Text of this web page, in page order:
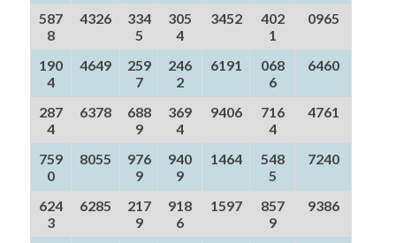
587
8
4326
334
5
305
4
3452
402
1
0965
190
4
4649
259
7
246
2
6191
068
6
6460
287
4
6378
688
9
369
4
9406
716
4
4761
759
0
8055
976
9
940
9
1464
548
5
7240
624
3
6285
217
9
918
6
1597
857
9
9386